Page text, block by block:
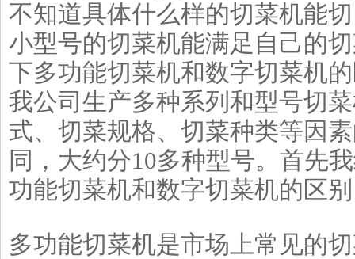
不知道具体什么样的切菜机能
小型号的切菜机能满足自己的
下多功能切菜机和数字切菜机
我公司生产多种系列和型号切
式、切菜规格、切菜种类等因
同，大约分10多种型号。首先
功能切菜机和数字切菜机的区
多功能切菜机是市场上常见的